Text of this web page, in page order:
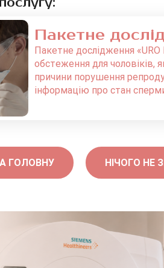
Пакетне
Пакетне дослідження
обстеження для чоловіків,
причини порушення
інформацію про стан
ГОЛОВНУ НІЧОГО НЕ